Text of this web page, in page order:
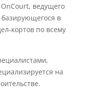
ведущего
базирующегося в
кортов по всему
на